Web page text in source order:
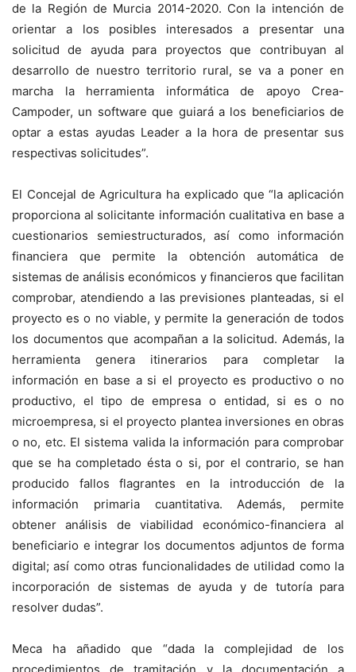
de la Región de Murcia 2014-2020. Con la intención de
orientar a los posibles interesados a presentar una
solicitud de ayuda para proyectos que contribuyan al
desarrollo de nuestro territorio rural, se va a poner en
marcha la herramienta informática de apoyo Crea-
Campoder, un software que guiará a los beneficiarios de
optar a estas ayudas Leader a la hora de presentar sus
respectivas solicitudes”.
El Concejal de Agricultura ha explicado que “la aplicación
proporciona al solicitante información cualitativa en base a
cuestionarios semiestructurados, así como información
financiera que permite la obtención automática de
sistemas de análisis económicos y financieros que facilitan
comprobar, atendiendo a las previsiones planteadas, si el
proyecto es o no viable, y permite la generación de todos
los documentos que acompañan a la solicitud. Además, la
herramienta genera itinerarios para completar la
información en base a si el proyecto es productivo o no
productivo, el tipo de empresa o entidad, si es o no
microempresa, si el proyecto plantea inversiones en obras
o no, etc. El sistema valida la información para comprobar
que se ha completado ésta o si, por el contrario, se han
producido fallos flagrantes en la introducción de la
información primaria cuantitativa. Además, permite
obtener análisis de viabilidad económico-financiera al
beneficiario e integrar los documentos adjuntos de forma
digital; así como otras funcionalidades de utilidad como la
incorporación de sistemas de ayuda y de tutoría para
resolver dudas”.
Meca ha añadido que “dada la complejidad de los